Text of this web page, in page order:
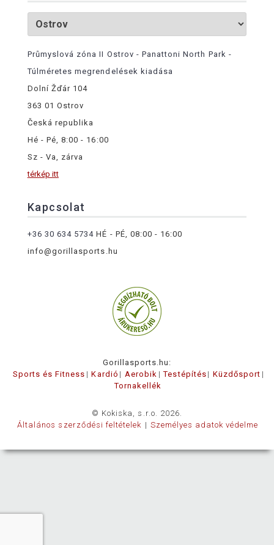
Průmyslová zóna II Ostrov - Panattoni North Park -
Túlméretes megrendelések kiadása
Dolní Žďár 104
363 01 Ostrov
Česká republika
Hé - Pé, 8:00 - 16:00
Sz - Va, zárva
térkép itt
Kapcsolat
+36 30 634 5734 HÉ - PÉ, 08:00 - 16:00
info@gorillasports.hu
Gorillasports.hu:
Sports és Fitness
Kardió Aerobik Testépítés
Küzdősport
Tornakellék
© Kokiska, s.r.o. 2026.
Általános szerződési feltételek
Személyes adatok védelme